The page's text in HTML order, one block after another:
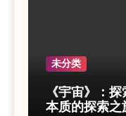
未分类
《宇宙》：
本质的探索之